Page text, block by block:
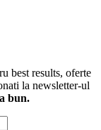
best results, oferte
la newsletter-ul
bun.